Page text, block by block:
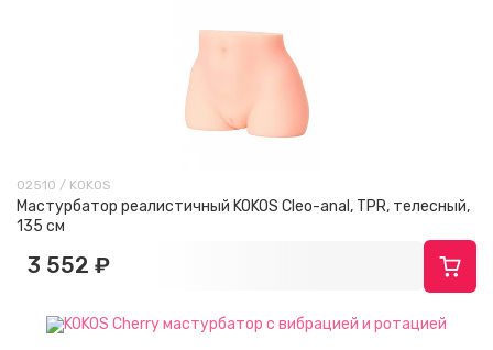
02510 / KOKOS
Мастурбатор реалистичный KOKOS Cleo-anal, TPR, телесный,
135 см
3 552 ₽